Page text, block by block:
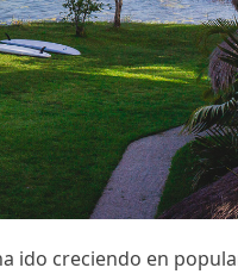
ido creciendo en